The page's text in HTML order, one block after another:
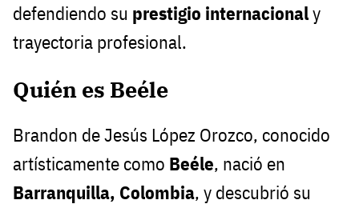
defendiendo su prestigio internacionaly
trayectoria profesional.
Quién es Beéle
Brandon de Jesús López Orozco, conocido
artísticamente como Beéle, nació en
Barranquilla, Colombia, y descubrió su